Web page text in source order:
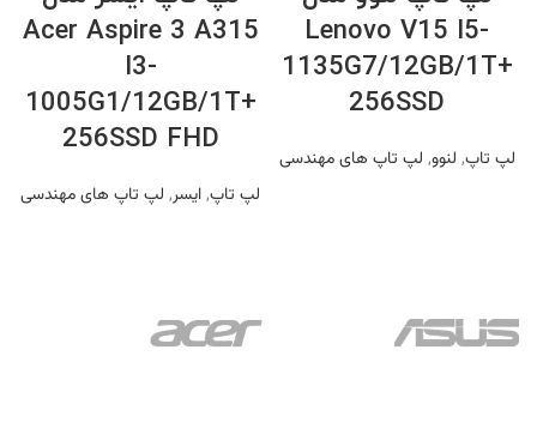
Lenovo V15 I5-
1135G7/12GB/1T+
256SSD
لپ تاپ, لنوو, لپ تاپ های مهندسی
Acer Aspire 3 A315
I3-
1005G1/12GB/1T+
256SSD FHD
لپ تاپ,ایسر, لپ تاپ های مهندسی